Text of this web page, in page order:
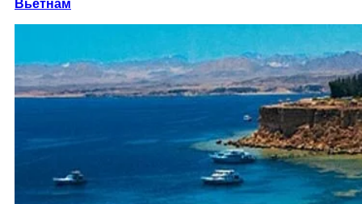
Вьетнам